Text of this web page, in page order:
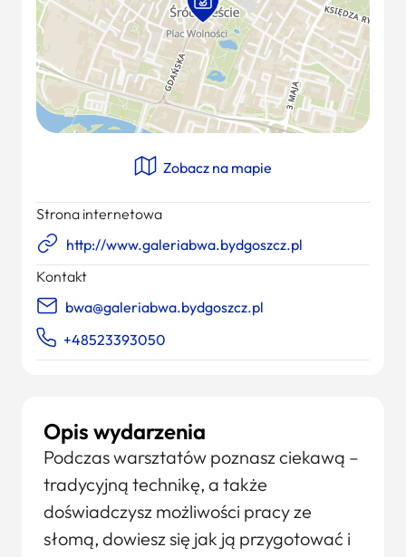
Opis wydarzenia
Podczas warsztatów poznasz ciekawą –
tradycyjną technikę, a także
doświadczysz możliwości pracy ze
słomą, dowiesz się jak ją przygotować i
Zobacz na mapie
Strona internetowa
http://www.galeriabwa.bydgoszcz.pl
Kontakt
bwa@galeriabwa.bydgoszcz.pl
+48523393050